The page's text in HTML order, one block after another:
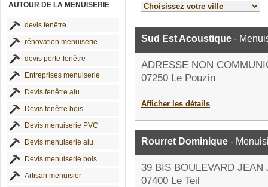
AUTOUR DE LA MENUISERIE
devis fenêtre
rénovation menuiserie
devis porte-fenêtre
Entreprises menuiserie
Devis fenêtre alu
Devis fenêtre bois
Devis menuiserie PVC
Devis menuiserie alu
Devis menuiserie bois
Artisan menuisier
Sud Est Acoustique -
ADRESSE NON
07250 Le Pouzin
Afficher les détails
Rourret Dominique -
39 BIS BOULEVARD JEAN
07400 Le Teil